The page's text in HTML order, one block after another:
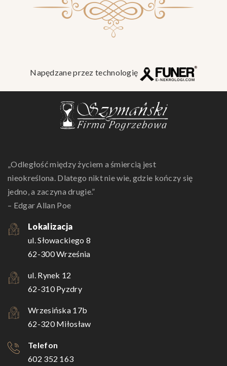
Napędzane przez technologię
„Odległość między życiem a śmiercią jest
nieokreślona. Dlatego nikt nie wie, gdzie kończy się
jedno, a zaczyna drugie.”
– Edgar Allan Poe
Lokalizacja
ul. Słowackiego 8
62-300 Września
ul. Rynek 12
62-310 Pyzdry
Wrzesińska 17b
62-320 Miłosław
Telefon
602 352 163